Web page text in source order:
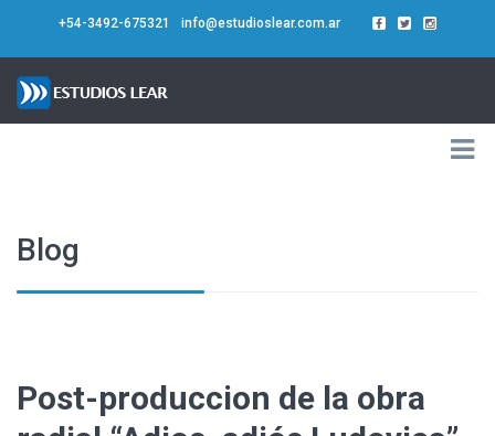
+54-3492-675321 info@estudioslear.com.ar
Blog
Post-produccion de la obra